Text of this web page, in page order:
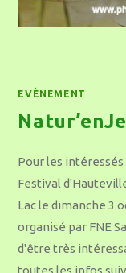
EVÈNEMENT
Pour les
Festival
Lac le dimanche 3
organisé par FNE
d'être très
toutes les infos